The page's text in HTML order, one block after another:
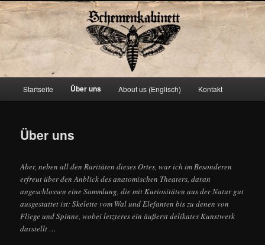
Schemenkabinett
Zum
Inhalt
springen
Startseite Über uns About us (Englisch) Kontakt
Über uns
Aber, neben all den Raritäten dieses Ortes, war ich im Besonderen
erfreut über den Anblick des anatomischen Theaters, daran
angeschlossen eine Sammlung, die mit Kuriositäten aus der Natur gut
ausgestattet ist: Skelette vom Wal und Elefanten bis zu denen von
Fliege und Spinne, wobei letzteres ein äußerst delikates Kunstwerk
darstellt …